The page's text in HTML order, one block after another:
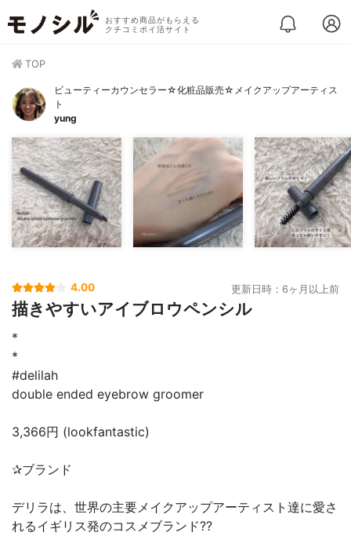
おすすめ商品がもらえる
クチコミポイ活サイト
TOP
ビューティーカウンセラー☆化粧品販売☆メイクアップアーティス
ト
yung
4.00 更新日時：6ヶ月以上前
描きやすいアイブロウペンシル
*
*
#delilah
double ended eyebrow groomer
3,366円 (lookfantastic)
✰︎ブランド
デリラは、世界の主要メイクアップアーティスト達に愛さ
れるイギリス発のコスメブランド??